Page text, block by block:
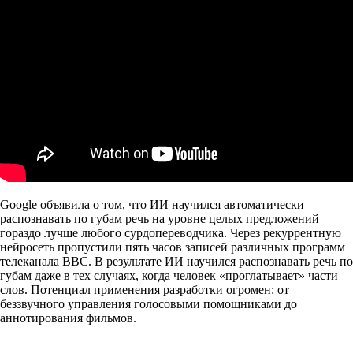
Google объявила о том, что ИИ научился автоматически
распознавать по губам речь на уровне целых предложений
гораздо лучше любого сурдопереводчика. Через рекуррентную
нейросеть пропустили пять часов записей различных программ
телеканала BBC. В результате ИИ научился распознавать речь по
губам даже в тех случаях, когда человек «проглатывает» части
слов. Потенциал применения разработки огромен: от
беззвучного управления голосовыми помощниками до
аннотирования фильмов.